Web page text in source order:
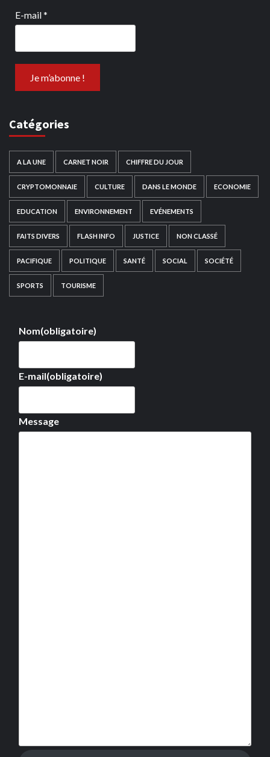
E-mail*
Catégories
A LA UNE CARNET NOIR CHIFFRE DU JOUR
CRYPTOMONNAIE CULTURE DANS LE MONDE ECONOMIE
EDUCATION ENVIRONNEMENT EVÉNEMENTS
FAITS DIVERS FLASH INFO JUSTICE NON CLASSÉ
PACIFIQUE POLITIQUE SANTÉ SOCIAL SOCIÉTÉ
SPORTS TOURISME
Nom(obligatoire)
E-mail(obligatoire)
Message